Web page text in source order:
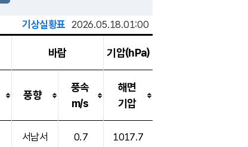
기상실황표 2026.05.18.01:00
바람 기압(hPa)
풍향
풍속
m/s
해면
기압
서남서 0.7 1017.7